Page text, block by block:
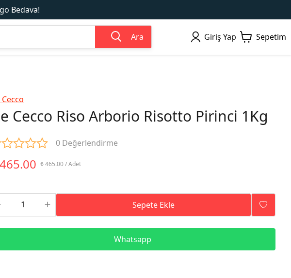
Bedava!
Ara Giriş Yap Sepetim
Cecco
Cecco Riso Arborio Risotto Pirinci 1Kg
0 Değerlendirme
₺ 465.00 / Adet
Sepete Ekle
Whatsapp